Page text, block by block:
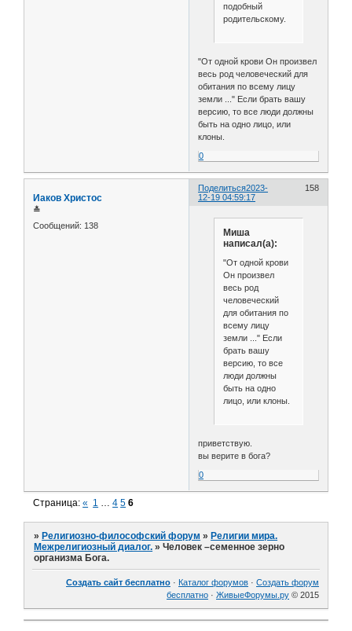
подобный
родительскому.
"От одной крови Он произвел
весь род человеческий для
обитания по всему лицу
земли ..." Если брать вашу
версию, то все люди должны
быть на одно лицо, или
клоны.
0
Поделиться 158
2023-
12-19 04:59:17
Иаков Христос
≛
Сообщений: 138
Миша
написал(а):
"От одной крови
Он произвел
весь род
человеческий
для обитания по
всему лицу
земли ..." Если
брать вашу
версию, то все
люди должны
быть на одно
лицо, или клоны.
приветствую.
вы верите в бога?
0
Страница:« 1 … 4 5 6
»Религиозно-философский форум »Религии мира.
Межрелигиозный диалог. »Человек –семенное зерно
организма Бога.
Создать сайт бесплатно · Каталог форумов · Создать форум
бесплатно · ЖивыеФорумы.ру © 2015